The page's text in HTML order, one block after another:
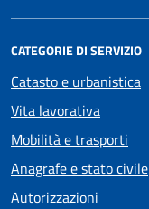
CATEGORIE DI SERVIZIO
Catasto e urbanistica
Vita lavorativa
Mobilità e trasporti
Anagrafe e stato civile
Autorizzazioni